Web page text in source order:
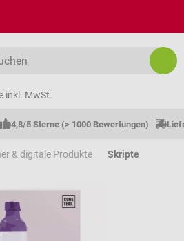
inkl. MwSt.
4,8/5 Sterne (> 1000 Bewertungen)
& digitale Produkte Skripte